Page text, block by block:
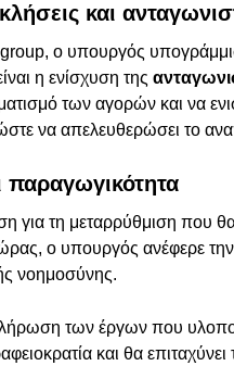
και
ο υπουργός
η ενίσχυση της
των αγορών και να
να απελευθερώσει το
παραγωγικότητα
για τη μεταρρύθμιση που
ο υπουργός ανέφερε
νοημοσύνης.
των έργων που
και θα